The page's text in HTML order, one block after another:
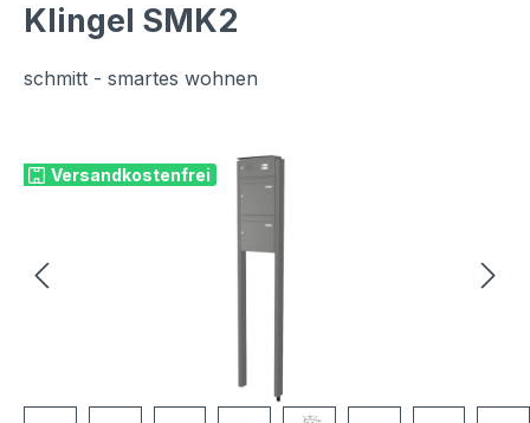
Klingel SMK2
schmitt - smartes wohnen
Versandkostenfrei